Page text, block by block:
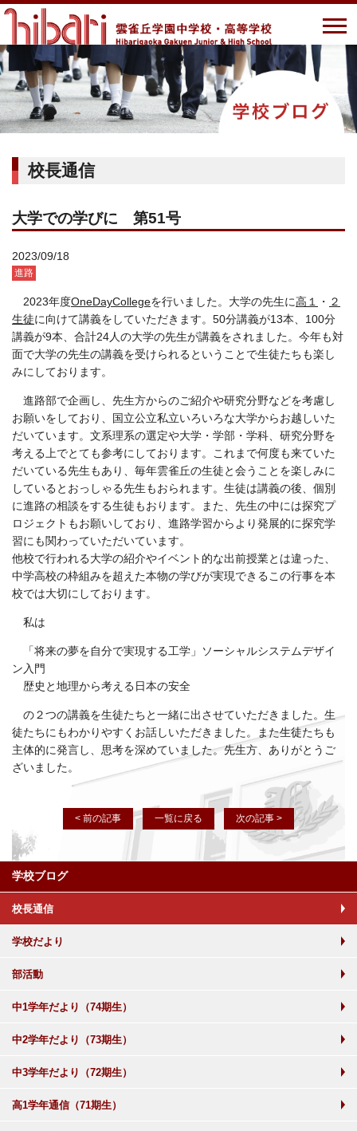
校長通信
大学での学びに 第51号
2023/09/18
進路
2023年度OneDayCollegeを行いました。大学の先生に高１ ・ ２
生徒に向けて講義をしていただきます。50分講義が13本、100分
講義が9本、合計24人の大学の先生が講義をされました。今年も対
面で大学の先生の講義を受けられるということで生徒たちも楽し
みにしております。
進路部で企画し、先生方からのご紹介や研究分野などを考慮し
お願いをしており、国立公立私立いろいろな大学からお越しいた
だいています。文系理系の選定や大学・学部・学科、研究分野を
考える上でとても参考にしております。これまで何度も来ていた
だいている先生もあり、毎年雲雀丘の生徒と会うことを楽しみに
しているとおっしゃる先生もおられます。生徒は講義の後、個別
に進路の相談をする生徒もおります。また、先生の中には探究プ
ロジェクトもお願いしており、進路学習からより発展的に探究学
習にも関わっていただいています。
他校で行われる大学の紹介やイベント的な出前授業とは違った、
中学高校の枠組みを超えた本物の学びが実現できるこの行事を本
校では大切にしております。
私は
「将来の夢を自分で実現する工学」ソーシャルシステムデザイ
ン入門
歴史と地理から考える日本の安全
の２つの講義を生徒たちと一緒に出させていただきました。生
徒たちにもわかりやすくお話しいただきました。また生徒たちも
主体的に発言し、思考を深めていました。先生方、ありがとうご
ざいました。
< 前の記事 一覧に戻る 次の記事 >
学校ブログ
校長通信
学校だより
部活動
中1学年だより（74期生）
中2学年だより（73期生）
中3学年だより（72期生）
高1学年通信（71期生）